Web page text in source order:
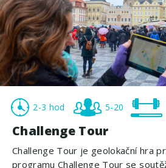
2-3 hod 5-20
Challenge Tour
Challenge Tour je geolokační hra
programu Challenge Tour se